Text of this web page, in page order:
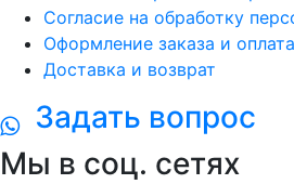
Согласие на обработку
Оформление заказа и оплата
Доставка и возврат
Задать вопрос
Мы в соц. сетях